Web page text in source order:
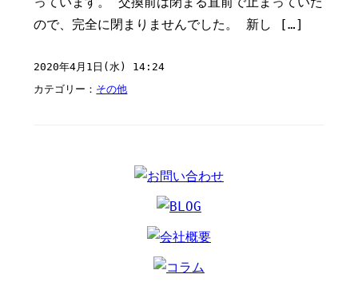
ので、完全に閉まりませんでした。 新し […]
2020年4月1日(水) 14:24
カテゴリー： その他